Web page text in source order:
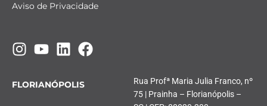
Aviso de Privacidade
FLORIANÓPOLIS
Rua Profª Maria Julia Franco, nº
75 | Prainha – Florianópolis –